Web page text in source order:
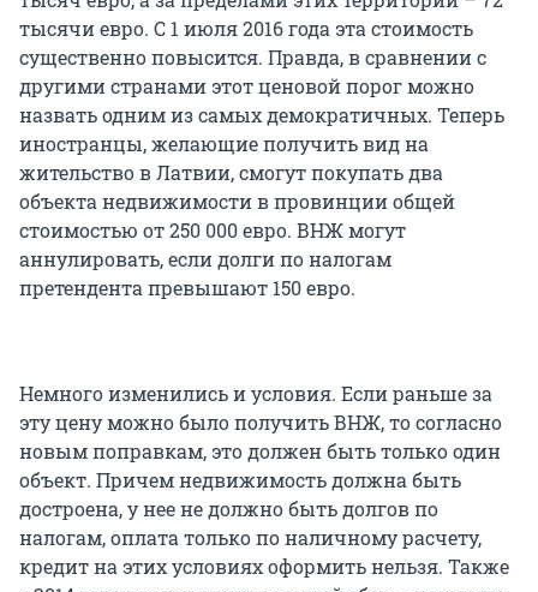
тысячи евро. С 1 июля 2016 года эта стоимость
существенно повысится. Правда, в сравнении с
другими странами этот ценовой порог можно
назвать одним из самых демократичных. Теперь
иностранцы, желающие получить вид на
жительство в Латвии, смогут покупать два
объекта недвижимости в провинции общей
стоимостью от 250 000 евро. ВНЖ могут
аннулировать, если долги по налогам
претендента превышают 150 евро.
Немного изменились и условия. Если раньше за
эту цену можно было получить ВНЖ, то согласно
новым поправкам, это должен быть только один
объект. Причем недвижимость должна быть
достроена, у нее не должно быть долгов по
налогам, оплата только по наличному расчету,
кредит на этих условиях оформить нельзя. Также